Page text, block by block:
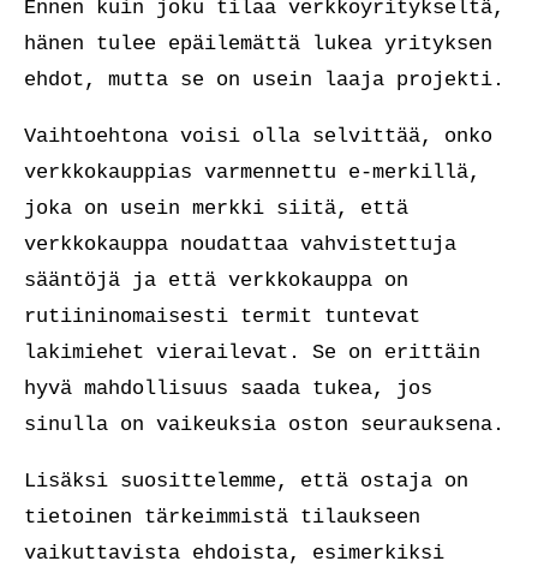
Ennen kuin joku tilaa verkkoyritykseltä,
hänen tulee epäilemättä lukea yrityksen
ehdot, mutta se on usein laaja projekti.
Vaihtoehtona voisi olla selvittää, onko
verkkokauppias varmennettu e-merkillä,
joka on usein merkki siitä, että
verkkokauppa noudattaa vahvistettuja
sääntöjä ja että verkkokauppa on
rutiininomaisesti termit tuntevat
lakimiehet vierailevat. Se on erittäin
hyvä mahdollisuus saada tukea, jos
sinulla on vaikeuksia oston seurauksena.
Lisäksi suosittelemme, että ostaja on
tietoinen tärkeimmistä tilaukseen
vaikuttavista ehdoista, esimerkiksi